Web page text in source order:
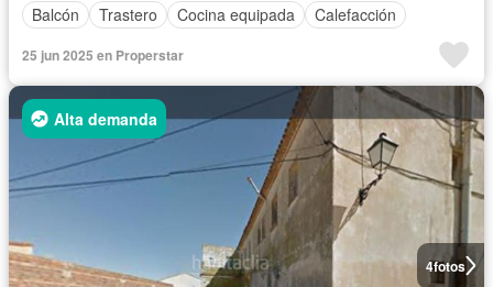
Balcón
Trastero Cocina equipada Calefacción
25 jun 2025 en Properstar
4fotos
Alta demanda